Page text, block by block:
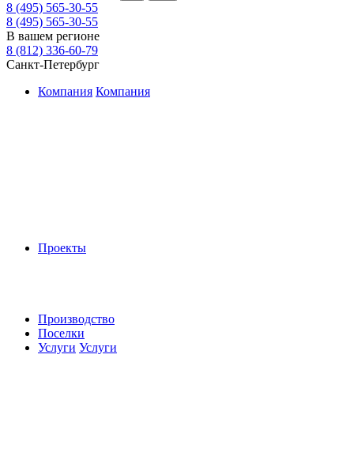
8 (495) 565-30-55
8 (495) 565-30-55
В вашем регионе
8 (812) 336-60-79
Санкт-Петербург
Компания Компания
Проекты
Производство
Поселки
Услуги Услуги